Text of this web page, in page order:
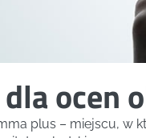
ocen
plus – miejscu, w